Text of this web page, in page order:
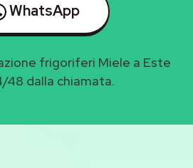
WhatsApp
frigoriferi Miele a Este
48 dalla chiamata.